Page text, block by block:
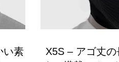
い素
X5S – アゴ丈